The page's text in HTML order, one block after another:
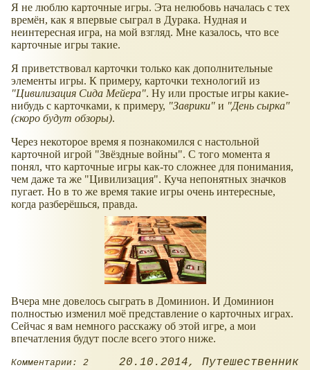
Я не люблю карточные игры. Эта нелюбовь началась с тех
времён, как я впервые сыграл в Дурака. Нудная и
неинтересная игра, на мой взгляд. Мне казалось, что все
карточные игры такие.
Я приветствовал карточки только как дополнительные
элементы игры. К примеру, карточки технологий из
"Цивилизация Сида Мейера". Ну или простые игры какие-
нибудь с карточками, к примеру, "Заврики" и "День сырка"
(скоро будут обзоры).
Через некоторое время я познакомился с настольной
карточной игрой "Звёздные войны". С того момента я
понял, что карточные игры как-то сложнее для понимания,
чем даже та же "Цивилизация". Куча непонятных значков
пугает. Но в то же время такие игры очень интересные,
когда разберёшься, правда.
Вчера мне довелось сыграть в Доминион. И Доминион
полностью изменил моё представление о карточных играх.
Сейчас я вам немного расскажу об этой игре, а мои
впечатления будут после всего этого ниже.
Комментарии: 2 20.10.2014 Путешественник